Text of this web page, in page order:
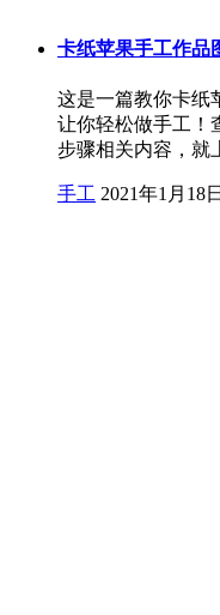
卡纸苹果手工作品
这是一篇教你卡纸
让你轻松做手工！
步骤相关内容，
手工 2021年1月18日